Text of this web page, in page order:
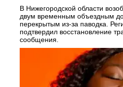
В Нижегородской области
двум временным объездным
перекрытым из-за паводка.
подтвердил восстановление
сообщения.